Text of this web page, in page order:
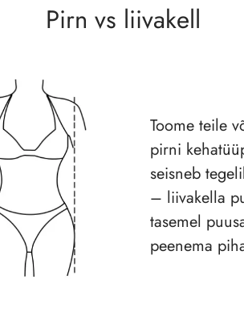
Pirn vs liivakell
Toome teile
pirni
seisneb
– liivakella
tasemel
peenema